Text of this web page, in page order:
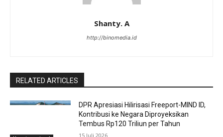
Shanty. A
http://binomedia.id
RELATED ARTICLES
DPR Apresiasi Hilirisasi Freeport-MIND ID,
Kontribusi ke Negara Diproyeksikan
Tembus Rp120 Triliun per Tahun
15 Juli 2026